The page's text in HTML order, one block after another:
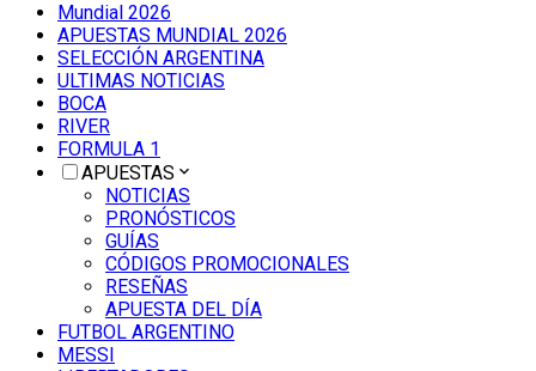
Mundial 2026
APUESTAS MUNDIAL 2026
SELECCIÓN ARGENTINA
ULTIMAS NOTICIAS
BOCA
RIVER
FORMULA 1
APUESTAS
NOTICIAS
PRONÓSTICOS
GUÍAS
CÓDIGOS PROMOCIONALES
RESEÑAS
APUESTA DEL DÍA
FUTBOL ARGENTINO
MESSI